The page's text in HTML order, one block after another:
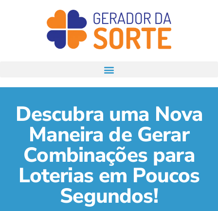
Descubra uma Nova
Maneira de Gerar
Combinações para
Loterias em Poucos
Segundos!